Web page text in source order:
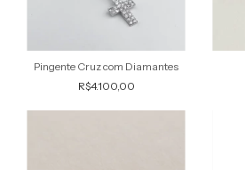
Pingente Cruz com Diamantes
R$4.100,00